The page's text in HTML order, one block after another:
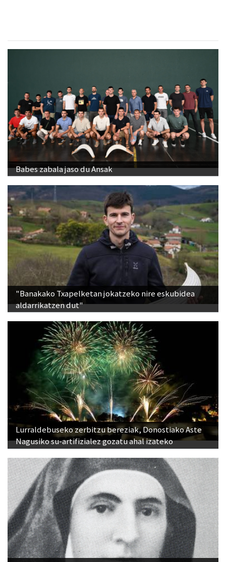
Babes zabala jaso du Ansak
"Banakako Txapelketan jokatzeko nire eskubidea
aldarrikatzen dut"
Lurraldebuseko zerbitzu bereziak, Donostiako Aste
Nagusiko su-artifizialez gozatu ahal izateko